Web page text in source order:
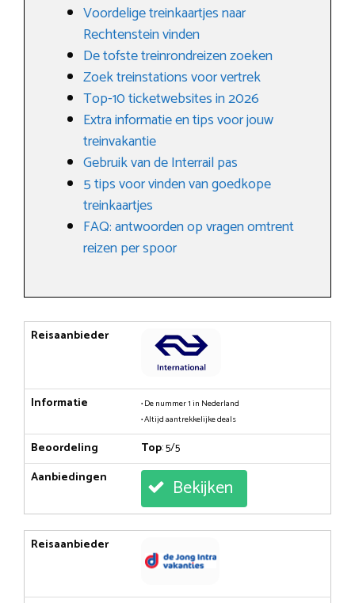
Voordelige treinkaartjes naar
Rechtenstein vinden
De tofste treinrondreizen zoeken
Zoek treinstations voor vertrek
Top-10 ticketwebsites in 2026
Extra informatie en tips voor jouw
treinvakantie
Gebruik van de Interrail pas
5 tips voor vinden van goedkope
treinkaartjes
FAQ: antwoorden op vragen omtrent
reizen per spoor
Reisaanbieder
Informatie
• De nummer 1 in Nederland
• Altijd aantrekkelijke deals
Beoordeling Top: 5/5
Aanbiedingen
Bekijken
Reisaanbieder